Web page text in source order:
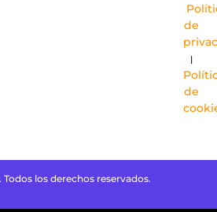
de
|
de
los derechos reservados.